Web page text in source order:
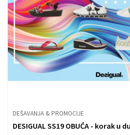
DEŠAVANJA & PROMOCIJE
DESIGUAL SS19 OBUĆA - korak u